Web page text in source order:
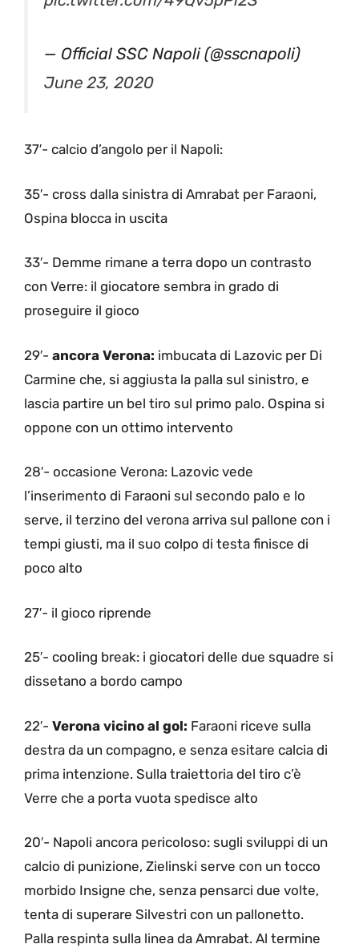
— Official SSC Napoli (@sscnapoli)
June 23, 2020
37′- calcio d’angolo per il Napoli:
35′- cross dalla sinistra di Amrabat per Faraoni,
Ospina blocca in uscita
33′- Demme rimane a terra dopo un contrasto
con Verre: il giocatore sembra in grado di
proseguire il gioco
29′- ancora Verona: imbucata di Lazovic per Di
Carmine che, si aggiusta la palla sul sinistro, e
lascia partire un bel tiro sul primo palo. Ospina si
oppone con un ottimo intervento
28′- occasione Verona: Lazovic vede
l’inserimento di Faraoni sul secondo palo e lo
serve, il terzino del verona arriva sul pallone con i
tempi giusti, ma il suo colpo di testa finisce di
poco alto
27′- il gioco riprende
25′- cooling break: i giocatori delle due squadre si
dissetano a bordo campo
22′- Verona vicino al gol: Faraoni riceve sulla
destra da un compagno, e senza esitare calcia di
prima intenzione. Sulla traiettoria del tiro c’è
Verre che a porta vuota spedisce alto
20′- Napoli ancora pericoloso: sugli sviluppi di un
calcio di punizione, Zielinski serve con un tocco
morbido Insigne che, senza pensarci due volte,
tenta di superare Silvestri con un pallonetto.
Palla respinta sulla linea da Amrabat. Al termine